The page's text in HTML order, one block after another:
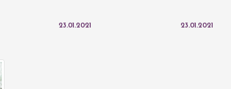
23.01.2021 23.01.2021